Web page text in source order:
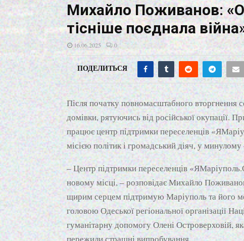
Михайло Поживанов:
тісніше поєднала
16.06.2025 0
ПОДЕЛИТЬСЯ
Після початку повномасштабного вторгнення
домівки, рятуючись від російської окупації.
працює центр підтримки переселенців
місією політик і громадський діяч, у
– Центр підтримки переселенців
новому місці, – розповідає Михайло
щирим серцем підтримую Маріуполь та його
головою Одеської регіональної організації
гуманітарну допомогу Олені Островерховій,